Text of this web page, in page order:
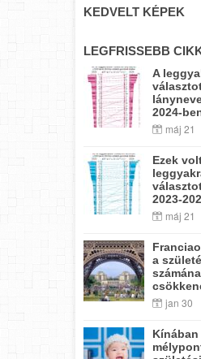
KEDVELT KÉPEK
LEGFRISSEBB
A
2024-
máj 21
Ezek
2023-
máj 21
a
jan 30